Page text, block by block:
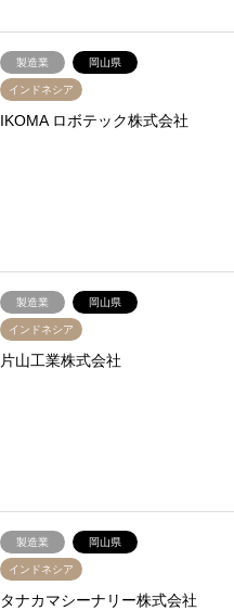
製造業 岡山県
インドネシア
IKOMA ロボテック株式会社
製造業 岡山県
インドネシア
片山工業株式会社
製造業 岡山県
インドネシア
タナカマシーナリー株式会社